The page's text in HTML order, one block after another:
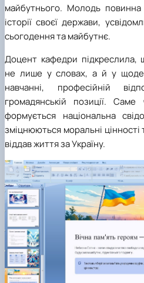
майбутнього. Молодь повинна
історії своєї держави,
сьогодення та майбутнє.
Доцент кафедри підкреслила,
не лише у словах, а й у
навчанні, професійній
громадянській позиції.
формується національна
зміцнюються моральні
віддав життя за Україну.